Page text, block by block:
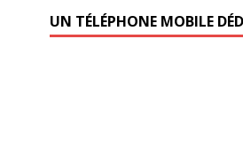
UN TÉLÉPHONE MOBILE